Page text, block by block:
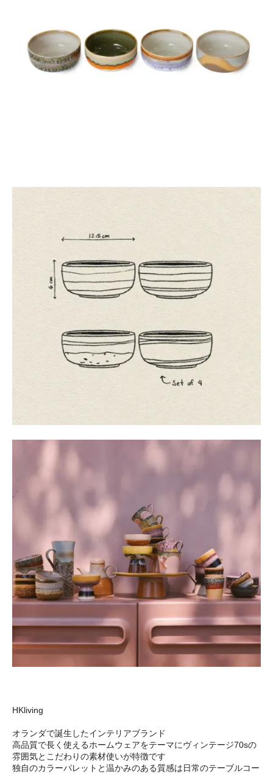
HKliving
オランダで誕生したインテリアブランド
高品質で長く使えるホームウェアをテーマにヴィンテージ70sの
雰囲気とこだわりの素材使いが特徴です
独自のカラーパレットと温かみのある質感は日常のテーブルコー